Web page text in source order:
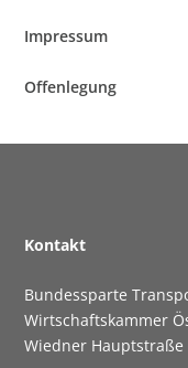
Impres­sum
Offen­le­gung
Kon­takt
Bun­des­spar­te
Wirt­schafts­kam­mer
Wied­ner